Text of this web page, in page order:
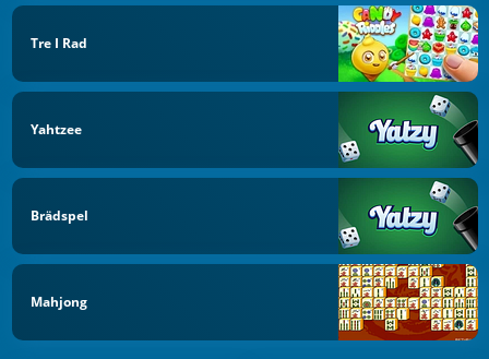
Tre I Rad
Yahtzee
Brädspel
Mahjong